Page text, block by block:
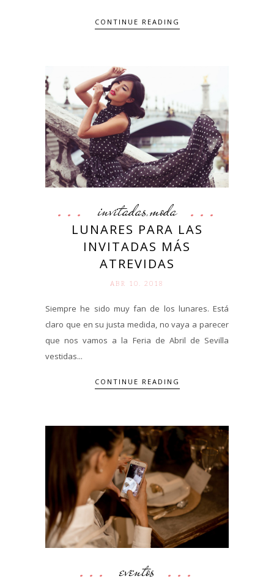
CONTINUE READING
invitadas,moda
LUNARES PARA LAS
INVITADAS MÁS
ATREVIDAS
ABR 10. 2018
Siempre he sido muy fan de los lunares. Está
claro que en su justa medida, no vaya a parecer
que nos vamos a la Feria de Abril de Sevilla
vestidas...
CONTINUE READING
eventos